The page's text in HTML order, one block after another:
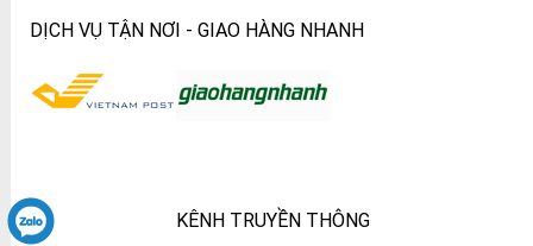
DỊCH VỤ TẬN NƠI - GIAO HÀNG NHANH
KÊNH TRUYỀN THÔNG